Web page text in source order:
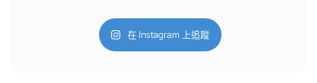
在 Instagram 上追蹤